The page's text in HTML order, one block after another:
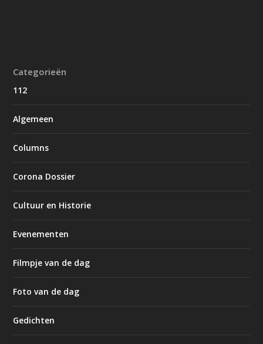
Categorieën
112
Algemeen
Columns
Corona Dossier
Cultuur en Historie
Evenementen
Filmpje van de dag
Foto van de dag
Gedichten